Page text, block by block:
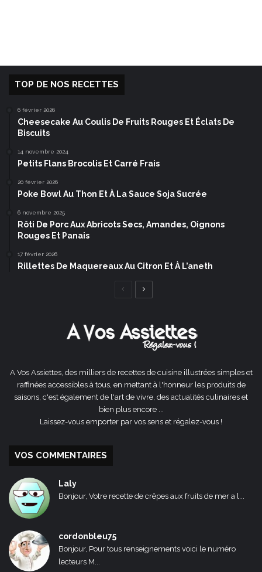
TOP DE NOS RECETTES
6 février 2026
Cheesecake Au Coulis De Fruits Rouges Et Éclats De
Biscuits
14 novembre 2024
Petits Flans Brocolis Et Carré Frais
20 février 2026
Poke Bowl Au Thon Et À La Sauce Soja Sucrée
6 novembre 2025
Rôti De Porc Aux Abricots Secs, Amandes, Oignons
Rouges Et Panais
17 février 2026
Rillettes De Maquereaux Au Citron Et À L’aneth
Page
A Vos Assiettes, des milliers de recettes de cuisine illustrées simples et
raffinées accessibles à tous, en mettant à l'honneur les produits de
saisons, c'est également de l'art de vivre, des actualités culinaires et
bien plus encore ...
Laissez-vous emporter par vos sens et régalez-vous !
VOS COMMENTAIRES
Laly
Bonjour, Votre recette de crêpes aux fruits de mer a l...
cordonbleu75
Bonjour, Pour tous renseignements voici le numéro
lecteurs M...